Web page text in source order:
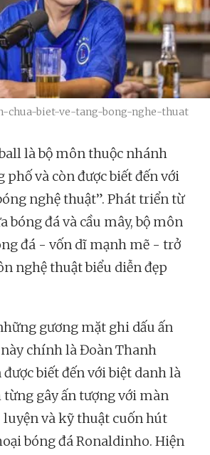
chua-biet-ve-tang-bong-nghe-thuat
là bộ môn thuộc nhánh
phố và còn được biết đến với
nghệ thuật”. Phát triển từ
bóng đá và cầu mây, bộ môn
đá - vốn dĩ mạnh mẽ - trở
nghệ thuật biểu diễn đẹp
gương mặt ghi dấu ấn
chính là Đoàn Thanh
biết đến với biệt danh là
từng gây ấn tượng với màn
và kỹ thuật cuốn hút
bóng đá Ronaldinho. Hiện